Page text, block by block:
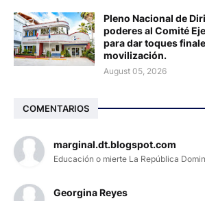
Pleno Nacional de
poderes al Comité
para dar toques
movilización.
August 05, 2026
COMENTARIOS
marginal.dt.blogspot.com
Educación o mierte La República
Georgina Reyes